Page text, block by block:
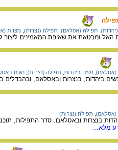
תפילה (אסלאם) תפילה (נצרות) מצוות
האל ומבטאת את שאיפת המאמינים
(אסלאם) נשים ביהדות תפילה (נצרות) נשים
ביהדות, בנצרות ובאסלאם, ובהבדלים
(אסלאם) תפילה (נצרות)
בנצרות ובאסלאם. סדר התפילות,
מלא...